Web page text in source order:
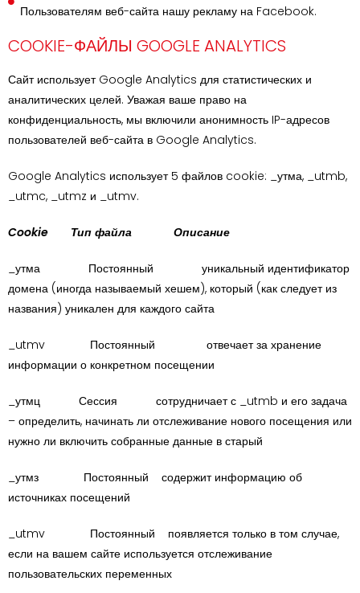
Пользователям веб-сайта нашу рекламу на Facebook.
COOKIE-ФАЙЛЫ GOOGLE ANALYTICS
Сайт использует Google Analytics для статистических и
аналитических целей. Уважая ваше право на
конфиденциальность, мы включили анонимность IP-адресов
пользователей веб-сайта в Google Analytics.
Google Analytics использует 5 файлов cookie: _утма, _utmb,
_utmc, _utmz и _utmv.
Cookie Тип файла Описание
_утма Постоянный уникальный идентификатор
домена (иногда называемый хешем), который (как следует из
названия) уникален для каждого сайта
_utmv Постоянный отвечает за хранение
информации о конкретном посещении
_утмц Сессия сотрудничает с _utmb и его задача
– определить, начинать ли отслеживание нового посещения или
нужно ли включить собранные данные в старый
_утмз Постоянный содержит информацию об
источниках посещений
_utmv Постоянный появляется только в том случае,
если на вашем сайте используется отслеживание
пользовательских переменных